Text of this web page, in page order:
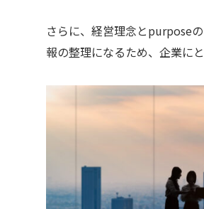
さらに、経営理念とpurpose
報の整理になるため、企業に